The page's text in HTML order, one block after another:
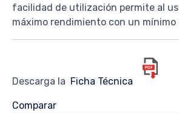
facilidad de utilización permite al
máximo rendimiento con un mínimo
Descarga la Ficha Técnica
Comparar